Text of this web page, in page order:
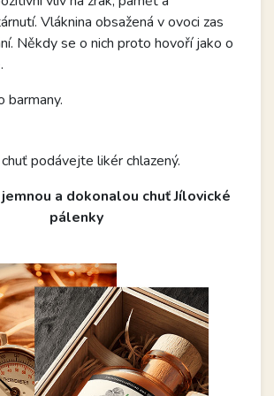
Vláknina obsažená v ovoci zas
Někdy se o nich proto hovoří jako o
barmany.
podávejte likér chlazený.
a dokonalou chuť Jílovické
pálenky